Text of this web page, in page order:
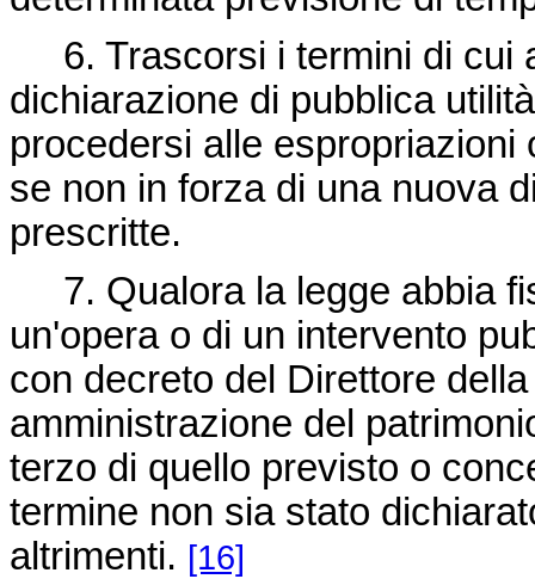
6. Trascorsi i termini di cui
dichiarazione di pubblica
procedersi alle
se non in forza di una nuova
prescritte.
7. Qualora la legge abbia
un'opera o di un intervento
con decreto del Direttore
amministrazione del
terzo di quello previsto o
termine non sia stato
altrimenti. [16]